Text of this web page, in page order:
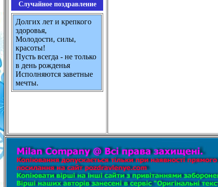
Случайное поздравление
Долгих лет и крепкого
здоровья,
Молодости, силы,
красоты!
Пусть всегда - не только
в день рожденья
Исполняются заветные
мечты.